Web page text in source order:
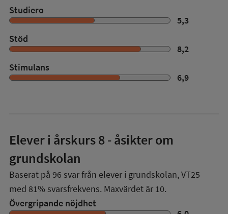
Studiero
5,3
Stöd
8,2
Stimulans
6,9
Elever i årskurs 8- åsikter om
grundskolan
Baserat på 96 svar från elever i grundskolan,VT25
med 81% svarsfrekvens. Maxvärdet är 10.
Övergripande nöjdhet